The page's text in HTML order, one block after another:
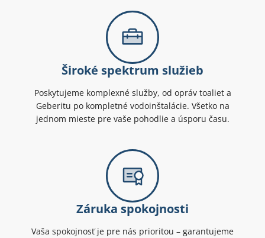
Široké spektrum služieb
Poskytujeme komplexné služby, od opráv toaliet a
Geberitu po kompletné vodoinštalácie. Všetko na
jednom mieste pre vaše pohodlie a úsporu času.
Záruka spokojnosti
Vaša spokojnosť je pre nás prioritou – garantujeme